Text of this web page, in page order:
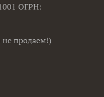
ОГРН:
не продаем!)